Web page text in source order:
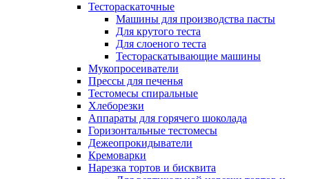
Тестораскаточные
Машины для производства пасты
Для крутого теста
Для слоеного теста
Тестораскатывающие машины
Мукопросеиватели
Прессы для печенья
Тестомесы спиральные
Хлеборезки
Аппараты для горячего шоколада
Горизонтальные тестомесы
Дежеопрокидыватели
Кремоварки
Нарезка тортов и бисквита